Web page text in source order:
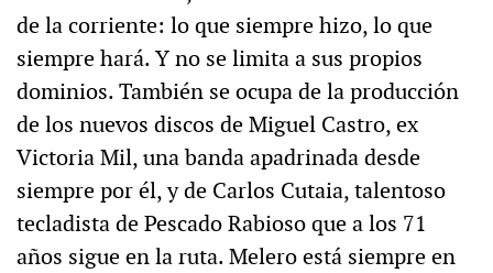
de la corriente: lo que siempre hizo, lo que
siempre hará. Y no se limita a sus propios
dominios. También se ocupa de la producción
de los nuevos discos de Miguel Castro, ex
Victoria Mil, una banda apadrinada desde
siempre por él, y de Carlos Cutaia, talentoso
tecladista de Pescado Rabioso que a los 71
años sigue en la ruta. Melero está siempre en